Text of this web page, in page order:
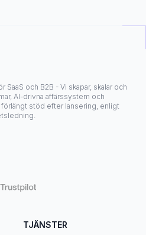
och B2B - Vi skapar, skalar och
AI-drivna affärssystem och
stöd efter lansering, enligt
TJÄNSTER